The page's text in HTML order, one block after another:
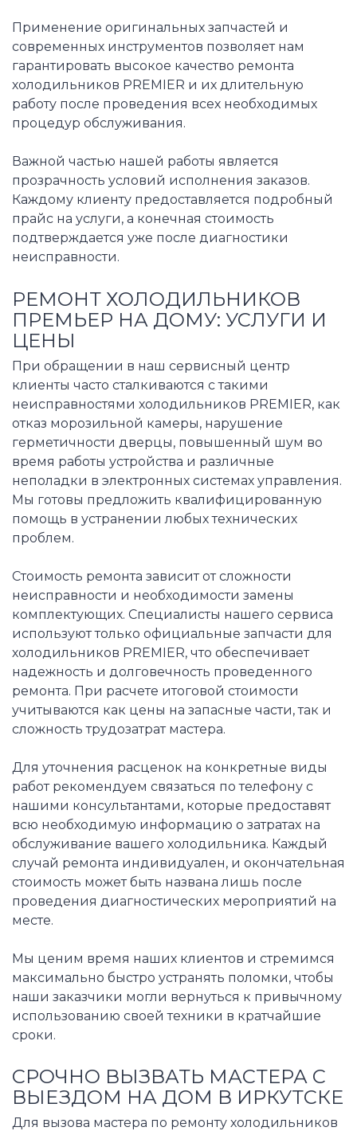
Применение оригинальных запчастей и
современных инструментов позволяет нам
гарантировать высокое качество ремонта
холодильников PREMIER и их длительную
работу после проведения всех необходимых
процедур обслуживания.
Важной частью нашей работы является
прозрачность условий исполнения заказов.
Каждому клиенту предоставляется подробный
прайс на услуги, а конечная стоимость
подтверждается уже после диагностики
неисправности.
РЕМОНТ ХОЛОДИЛЬНИКОВ
ПРЕМЬЕР НА ДОМУ: УСЛУГИ И
ЦЕНЫ
При обращении в наш сервисный центр
клиенты часто сталкиваются с такими
неисправностями холодильников PREMIER, как
отказ морозильной камеры, нарушение
герметичности дверцы, повышенный шум во
время работы устройства и различные
неполадки в электронных системах управления.
Мы готовы предложить квалифицированную
помощь в устранении любых технических
проблем.
Стоимость ремонта зависит от сложности
неисправности и необходимости замены
комплектующих. Специалисты нашего сервиса
используют только официальные запчасти для
холодильников PREMIER, что обеспечивает
надежность и долговечность проведенного
ремонта. При расчете итоговой стоимости
учитываются как цены на запасные части, так и
сложность трудозатрат мастера.
Для уточнения расценок на конкретные виды
работ рекомендуем связаться по телефону с
нашими консультантами, которые предоставят
всю необходимую информацию о затратах на
обслуживание вашего холодильника. Каждый
случай ремонта индивидуален, и окончательная
стоимость может быть названа лишь после
проведения диагностических мероприятий на
месте.
Мы ценим время наших клиентов и стремимся
максимально быстро устранять поломки, чтобы
наши заказчики могли вернуться к привычному
использованию своей техники в кратчайшие
сроки.
СРОЧНО ВЫЗВАТЬ МАСТЕРА С
ВЫЕЗДОМ НА ДОМ В ИРКУТСКЕ
Для вызова мастера по ремонту холодильников